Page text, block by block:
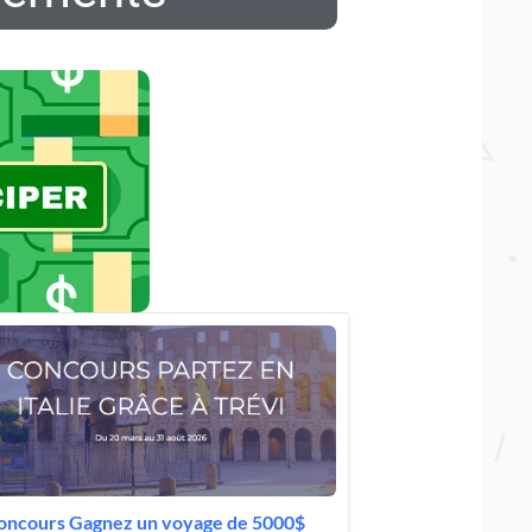
Gagnez un voyage de 5000$